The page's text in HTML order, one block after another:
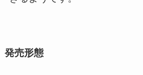
発売形態